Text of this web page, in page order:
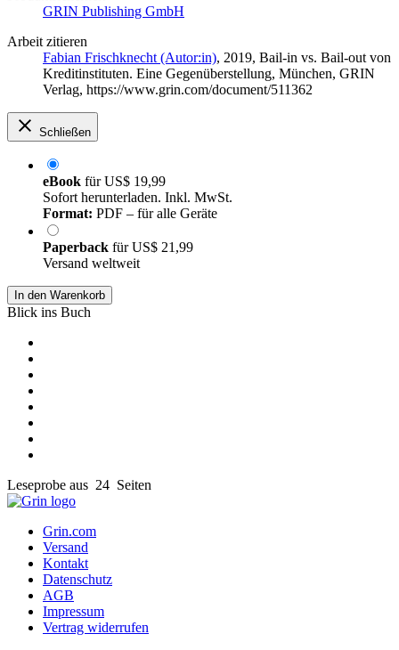
GRIN Publishing GmbH
Arbeit zitieren
Fabian Frischknecht (Autor:in), 2019, Bail-in vs. Bail-out von
Kreditinstituten. Eine Gegenüberstellung, München, GRIN
Verlag, https://www.grin.com/document/511362
Schließen
eBook fürUS$ 19,99
Sofort herunterladen. Inkl. MwSt.
Format: PDF – für alle Geräte
Paperback fürUS$ 21,99
Versand weltweit
In den Warenkorb
Blick ins Buch
Leseprobe aus 24 Seiten
Grin.com
Versand
Kontakt
Datenschutz
AGB
Impressum
Vertrag widerrufen